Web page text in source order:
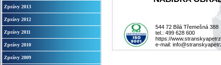
Zprávy 2013
Zprávy 2012
Zprávy 2011
Zprávy 2010
Zprávy 2009
544 72 Bílá Třemešná 388
tel.: 499 628 600
https://
e-mail: